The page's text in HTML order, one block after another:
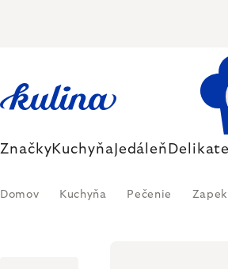
ZnačkyKuchyňa Jedáleň
Domov Kuchyňa Pečenie